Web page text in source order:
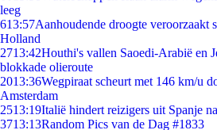
leeg
613:57Aanhoudende droogte veroorzaakt
Holland
2713:42Houthi's vallen Saoedi-Arabië en
blokkade olieroute
2013:36Wegpiraat scheurt met 146 km/u
Amsterdam
2513:19Italië hindert reizigers uit Spanje
3713:13Random Pics van de Dag #1833